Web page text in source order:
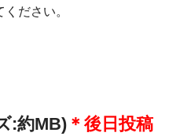
ださい。
:約MB) ＊後日投稿